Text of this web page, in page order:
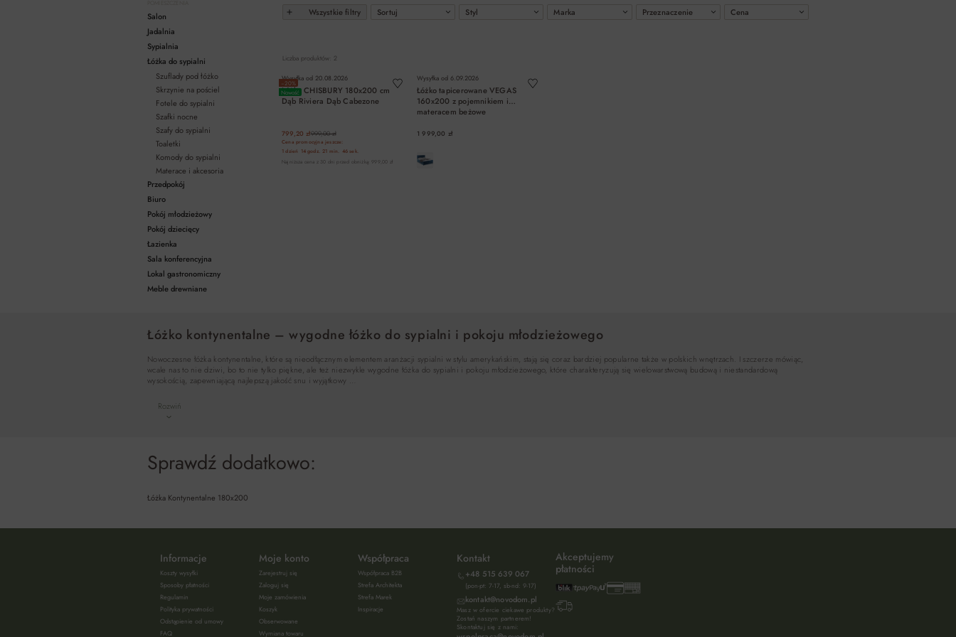
Salon
Jadalnia
Sypialnia
Łóżka do sypialni
Szuflady pod łóżko
Skrzynie na pościel
Fotele do sypialni
Szafki nocne
Szafy do sypialni
Toaletki
Komody do sypialni
Materace i akcesoria
Przedpokój
Biuro
Pokój młodzieżowy
Pokój dziecięcy
Łazienka
Sala konferencyjna
Lokal gastronomiczny
Meble drewniane
Wszystkie filtry Cena
Sortuj Styl Marka Przeznaczenie
Liczba produktów: 2
−20%
Nowość
Wysyłka od 20.08.2026
Łóżko CHISBURY 180x200 cm
Dąb Riviera Dąb Cabezone
799,20 zł999,00 zł
Cena promocyjna jeszcze:
1 dzień 14 godz. 21 min.
45 sek.
Najniższa cena z 30 dni przed obniżką: 999,00 zł
Wysyłka od 6.09.2026
Łóżko tapicerowane VEGAS
160x200 z pojemnikiem i
materacem beżowe
1 999,00 zł
Łóżko kontynentalne – wygodne łóżko do sypialni i pokoju młodzieżowego
Nowoczesne łóżka kontynentalne, które są nieodłącznym elementem aranżacji sypialni w stylu amerykańskim, stają się coraz bardziej popularne także w polskich wnętrzach. I szczerze mówiąc,
wcale nas to nie dziwi, bo to nie tylko piękne, ale też niezwykle wygodne łóżka do sypialni i pokoju młodzieżowego, które charakteryzują się wielowarstwową budową i niestandardową
wysokością, zapewniającą najlepszą jakość snu i wyjątkowy …
Rozwiń
Sprawdź dodatkowo:
Łóżka Kontynentalne 180x200
Informacje
Koszty wysyłki
Sposoby płatności
Regulamin
Polityka prywatności
Odstąpienie od umowy
FAQ
Moje konto
Zarejestruj się
Zaloguj się
Moje zamówienia
Koszyk
Obserwowane
Wymiana towaru
Współpraca
Współpraca B2B
Strefa Architekta
Strefa Marek
Inspiracje
Kontakt
+48 515 639 067
(pon-pt: 7-17, sb-nd: 9-17)
kontakt@novodom.pl
Masz w ofercie ciekawe produkty?
Zostań naszym partnerem!
Skontaktuj się z nami:
Akceptujemy
płatności